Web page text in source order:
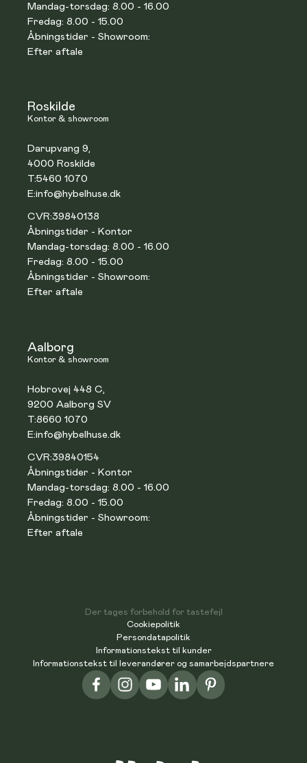
Mandag-torsdag: 8.00 - 16.00
Fredag: 8.00 - 15.00
Åbningstider - Showroom:
Efter aftale
Roskilde
Kontor & showroom
Darupvang 9,
4000 Roskilde
T:5460 1070
E:info@hybelhuse.dk
CVR:39840138
Åbningstider - Kontor
Mandag-torsdag: 8.00 - 16.00
Fredag: 8.00 - 15.00
Åbningstider - Showroom:
Efter aftale
Aalborg
Kontor & showroom
Hobrovej 448 C,
9200 Aalborg SV
T:8660 1070
E:info@hybelhuse.dk
CVR:39840154
Åbningstider - Kontor
Mandag-torsdag: 8.00 - 16.00
Fredag: 8.00 - 15.00
Åbningstider - Showroom:
Efter aftale
Cookiepolitik
Persondatapolitik
Informationstekst til kunder
Informationstekst til leverandører og samarbejdspartnere
Der tages forbehold for tastefejl